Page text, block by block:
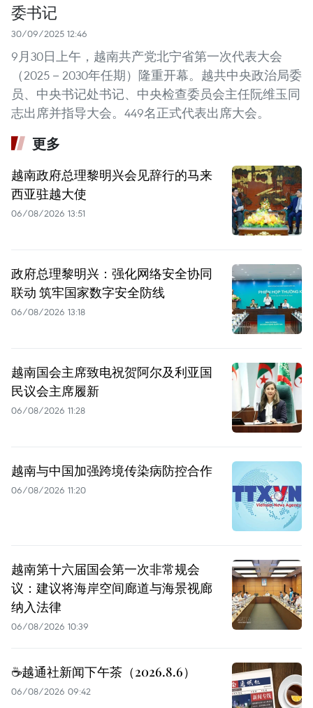
委书记
30/09/2025 12:46
9月30日上午，越南共产党北宁省第一次代表大会
（2025－2030年任期）隆重开幕。越共中央政治局委
员、中央书记处书记、中央检查委员会主任阮维玉同
志出席并指导大会。449名正式代表出席大会。
更多
越南政府总理黎明兴会见辞行的马来
西亚驻越大使
06/08/2026 13:51
政府总理黎明兴：强化网络安全协同
联动 筑牢国家数字安全防线
06/08/2026 13:18
越南国会主席致电祝贺阿尔及利亚国
民议会主席履新
06/08/2026 11:28
越南与中国加强跨境传染病防控合作
06/08/2026 11:20
越南第十六届国会第一次非常规会
议：建议将海岸空间廊道与海景视廊
纳入法律
06/08/2026 10:39
☕️越通社新闻下午茶（2026.8.6）
06/08/2026 09:42